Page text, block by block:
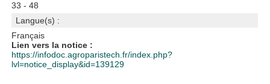
33 - 48
Langue(s) :
Français
Lien vers la notice :
https://infodoc.agroparistech.fr/index.php?
lvl=notice_display&id=139129